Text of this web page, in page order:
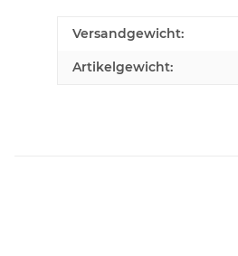
Versandgewicht:
Artikelgewicht: